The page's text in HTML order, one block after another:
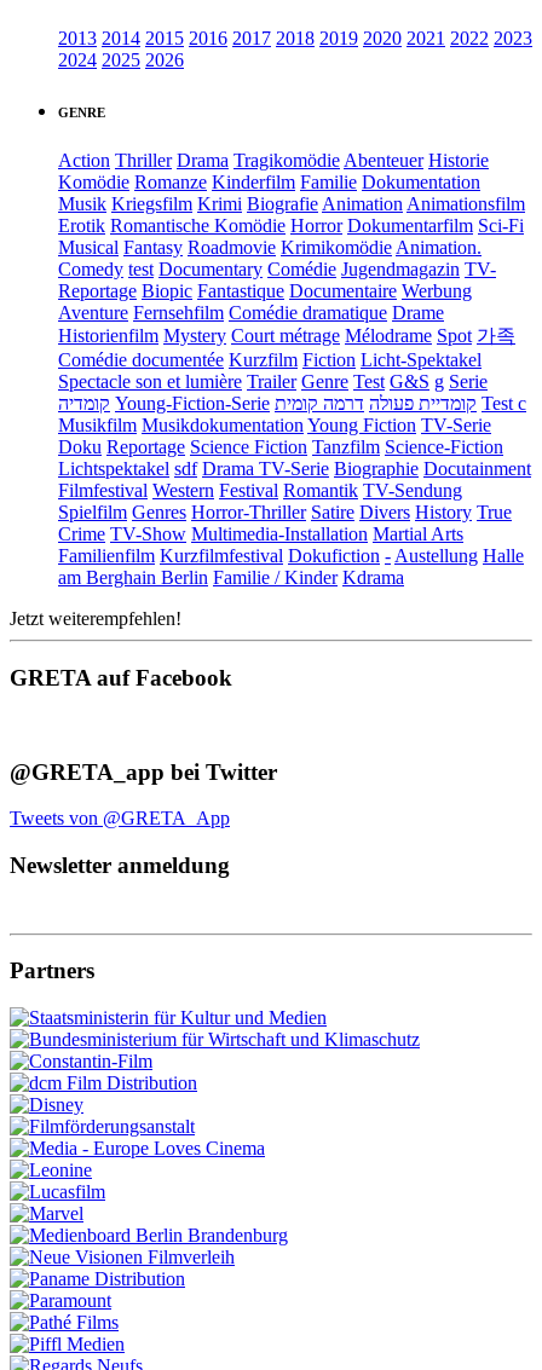
2013 2014 2015 2016 2017 2018 2019 2020 2021 2022 2023
2024 2025 2026
GENRE
Action Thriller Drama TragikomödieAbenteuer Historie
Komödie Romanze Kinderfilm Familie Dokumentation
Musik Kriegsfilm Krimi BiografieAnimationAnimationsfilm
Erotik Romantische Komödie Horror Dokumentarfilm Sci-Fi
Musical Fantasy Roadmovie KrimikomödieAnimation.
Comedy test Documentary Comédie Jugendmagazin TV-
Reportage Biopic Fantastique Documentaire Werbung
Aventure Fernsehfilm Comédie dramatique Drame
Historienfilm Mystery Court métrage Mélodrame Spot 가족
Comédie documentée Kurzfilm Fiction Licht-Spektakel
Spectacle son et lumière Trailer Genre Test G&S g Serie
קומדיה Young-Fiction-Serie קומדיית פעולה דרמה קומית
Test c
Musikfilm MusikdokumentationYoung Fiction TV-Serie
Doku Reportage Science Fiction Tanzfilm Science-Fiction
Lichtspektakel sdf Drama TV-Serie Biographie Docutainment
Filmfestival Western Festival Romantik TV-Sendung
Spielfilm Genres Horror-Thriller Satire Divers History True
Crime TV-Show Multimedia-Installation Martial Arts
Familienfilm Kurzfilmfestival Dokufiction -Austellung Halle
am Berghain Berlin Familie / Kinder Kdrama
Jetzt weiterempfehlen!
GRETA auf Facebook
@GRETA_app bei Twitter
Tweets von @GRETA_App
Newsletter anmeldung
Partners